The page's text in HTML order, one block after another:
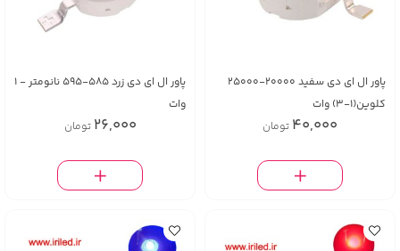
پاور ال ای دی سفید 20000-25000
کلوین(1-3) وات
40,000 تومان
پاور ال ای دی زرد 585-595 نانومتر - 1
وات
26,000 تومان